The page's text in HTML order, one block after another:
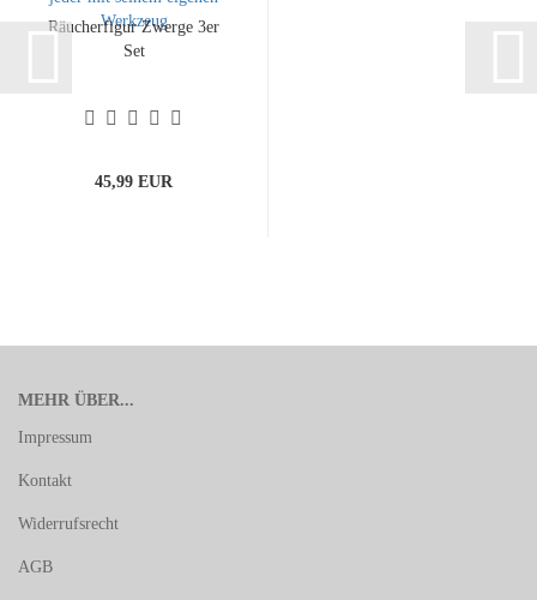
Räucherfigur Zwerge 3er
Set
45,99 EUR
MEHR ÜBER...
Impressum
Kontakt
Widerrufsrecht
AGB